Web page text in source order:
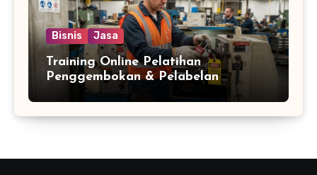
Bisnis Jasa
Training Online Pelatihan
Penggembokan & Pelabelan